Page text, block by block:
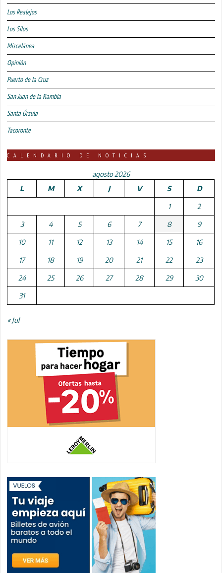
Los Realejos
Los Silos
Miscelánea
Opinión
Puerto de la Cruz
San Juan de la Rambla
Santa Úrsula
Tacoronte
CALENDARIO DE NOTICIAS
agosto 2026
L
M X J V S D
1 2
3 4 5 6 7 8 9
10 11 12 13 14 15 16
17 18 19 20 21 22 23
24 25 26 27 28 29 30
31
« Jul